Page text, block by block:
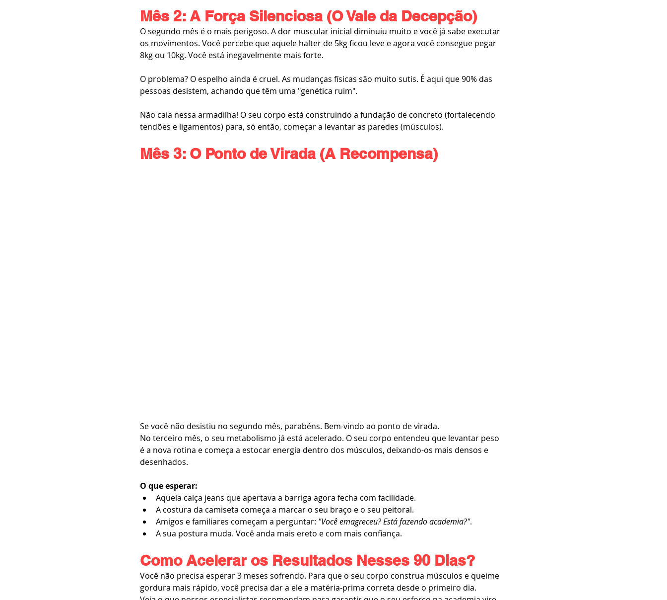
Mês 2: A Força Silenciosa (O Vale da Decepção)
O segundo mês é o mais perigoso. A dor muscular inicial diminuiu muito e você já sabe executar
os movimentos. Você percebe que aquele halter de 5kg ficou leve e agora você consegue pegar
8kg ou 10kg. Você está inegavelmente mais forte.
O problema? O espelho ainda é cruel. As mudanças físicas são muito sutis. É aqui que 90% das
pessoas desistem, achando que têm uma "genética ruim".
Não caia nessa armadilha! O seu corpo está construindo a fundação de concreto (fortalecendo
tendões e ligamentos) para, só então, começar a levantar as paredes (músculos).
Mês 3: O Ponto de Virada (A Recompensa)
Se você não desistiu no segundo mês, parabéns. Bem-vindo ao ponto de virada.
No terceiro mês, o seu metabolismo já está acelerado. O seu corpo entendeu que levantar peso
é a nova rotina e começa a estocar energia dentro dos músculos, deixando-os mais densos e
desenhados.
O que esperar:
Aquela calça jeans que apertava a barriga agora fecha com facilidade.
A costura da camiseta começa a marcar o seu braço e o seu peitoral.
Amigos e familiares começam a perguntar: "Você emagreceu? Está fazendo academia?".
A sua postura muda. Você anda mais ereto e com mais confiança.
Como Acelerar os Resultados Nesses 90 Dias?
Você não precisa esperar 3 meses sofrendo. Para que o seu corpo construa músculos e queime
gordura mais rápido, você precisa dar a ele a matéria-prima correta desde o primeiro dia.